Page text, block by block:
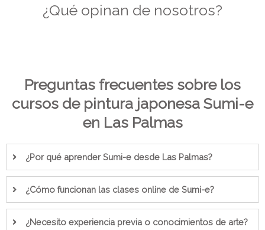
¿Qué opinan de nosotros?
Preguntas frecuentes sobre los
cursos de pintura japonesa Sumi-e
en Las Palmas
¿Por qué aprender Sumi-e desde Las Palmas?
¿Cómo funcionan las clases online de Sumi-e?
¿Necesito experiencia previa o conocimientos de arte?